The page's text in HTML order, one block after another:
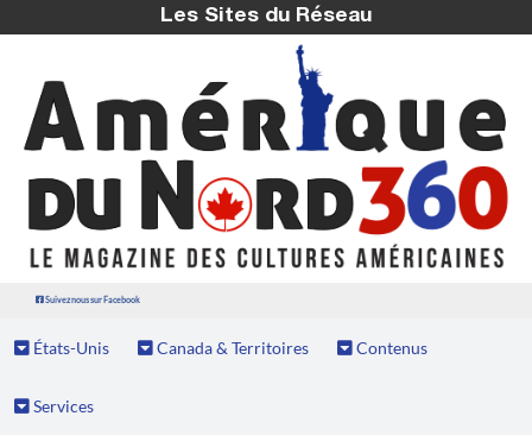
Les Sites du Réseau
Suivez nous sur Facebook
États-Unis Canada & Territoires Contenus
Services